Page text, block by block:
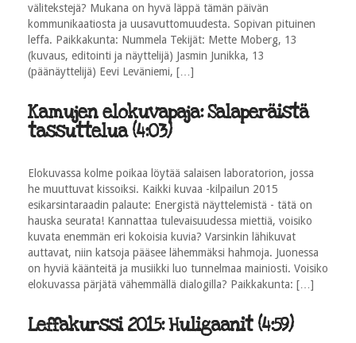
välitekstejä? Mukana on hyvä läppä tämän päivän
kommunikaatiosta ja uusavuttomuudesta. Sopivan pituinen
leffa. Paikkakunta: Nummela Tekijät: Mette Moberg, 13
(kuvaus, editointi ja näyttelijä) Jasmin Junikka, 13
(päänäyttelijä) Eevi Leväniemi, […]
Kamujen elokuvapaja: Salaperäistä
tassuttelua (4:03)
Elokuvassa kolme poikaa löytää salaisen laboratorion, jossa
he muuttuvat kissoiksi. Kaikki kuvaa -kilpailun 2015
esikarsintaraadin palaute: Energistä näyttelemistä - tätä on
hauska seurata! Kannattaa tulevaisuudessa miettiä, voisiko
kuvata enemmän eri kokoisia kuvia? Varsinkin lähikuvat
auttavat, niin katsoja pääsee lähemmäksi hahmoja. Juonessa
on hyviä käänteitä ja musiikki luo tunnelmaa mainiosti. Voisiko
elokuvassa pärjätä vähemmällä dialogilla? Paikkakunta: […]
Leffakurssi 2015: Huligaanit (4:59)